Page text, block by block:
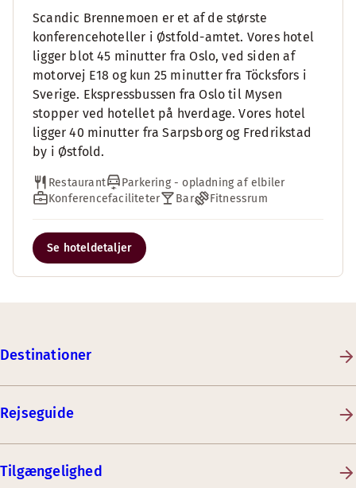
Scandic Brennemoen er et af de største
konferencehoteller i Østfold-amtet. Vores hotel
ligger blot 45 minutter fra Oslo, ved siden af
motorvej E18 og kun 25 minutter fra Töcksfors i
Sverige. Ekspressbussen fra Oslo til Mysen
stopper ved hotellet på hverdage. Vores hotel
ligger 40 minutter fra Sarpsborg og Fredrikstad
by i Østfold.
Restaurant
Parkering - opladning af elbiler
Konferencefaciliteter
Bar Fitnessrum
Se hoteldetaljer
Destinationer
Rejseguide
Tilgængelighed